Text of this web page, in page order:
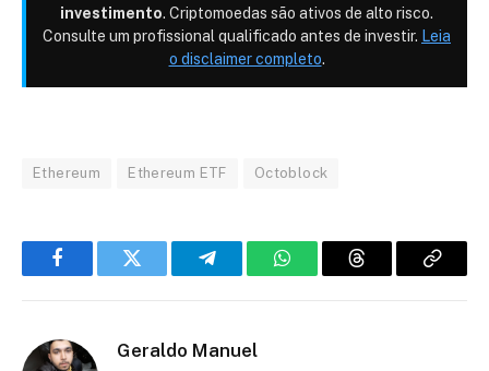
investimento. Criptomoedas são ativos de alto risco.
Consulte um profissional qualificado antes de investir. Leia
o disclaimer completo.
Ethereum Ethereum ETF Octoblock
FacebookTwitter TelegramWhatsAppThreads Copiar
Geraldo Manuel